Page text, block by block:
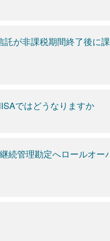
が非課税期間終了後に
ではどうなりますか
続管理勘定へロールオー